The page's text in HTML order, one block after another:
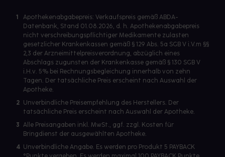
1
Apothekenabgabepreis: Verkaufspreis gemäß ABDA-
Datenbank, Stand 01.08.2026, d. h. Apothekenabgabepreis
nicht verschreibungspflichtiger Medikamente zulasten
gesetzlicher Krankenkassen gemäß § 129 Abs. 5a SGB V i.V.m §§
2,3 der Arzneimittelpreisverordnung, abzüglich eines
Abschlags zugunsten der Krankenkasse gemäß § 130 SGB V
i.H.v. 5% bei Rechnungsbegleichung innerhalb von zehn
Tagen. Der tatsächliche Preis erscheint nach Auswahl der
Apotheke.
2 Unverbindliche Preisempfehlung des Herstellers. Der
tatsächliche Preis erscheint nach Auswahl der Apotheke.
3 Alle Preisangaben inkl. MwSt., ggf. zzgl. Kosten für
Bringdienst der ausgewählten Apotheke.
4 Unverbindliche Angabe. Es werden pro Produkt 5 PAYBACK